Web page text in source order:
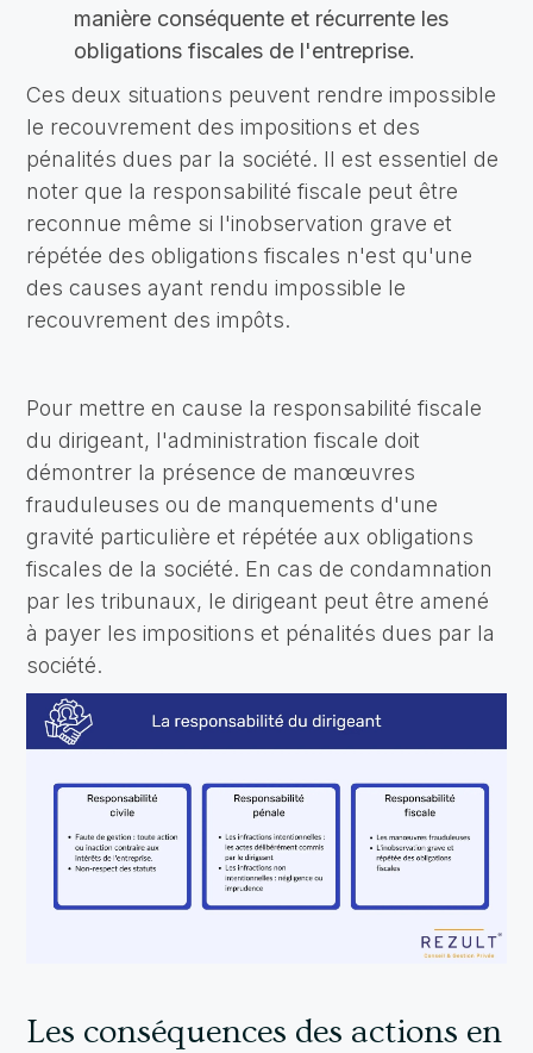
manière conséquente et récurrente les
obligations fiscales de l'entreprise.
Ces deux situations peuvent rendre impossible
le recouvrement des impositions et des
pénalités dues par la société. Il est essentiel de
noter que la responsabilité fiscale peut être
reconnue même si l'inobservation grave et
répétée des obligations fiscales n'est qu'une
des causes ayant rendu impossible le
recouvrement des impôts.
Pour mettre en cause la responsabilité fiscale
du dirigeant, l'administration fiscale doit
démontrer la présence de manœuvres
frauduleuses ou de manquements d'une
gravité particulière et répétée aux obligations
fiscales de la société. En cas de condamnation
par les tribunaux, le dirigeant peut être amené
à payer les impositions et pénalités dues par la
société.
Les conséquences des actions en